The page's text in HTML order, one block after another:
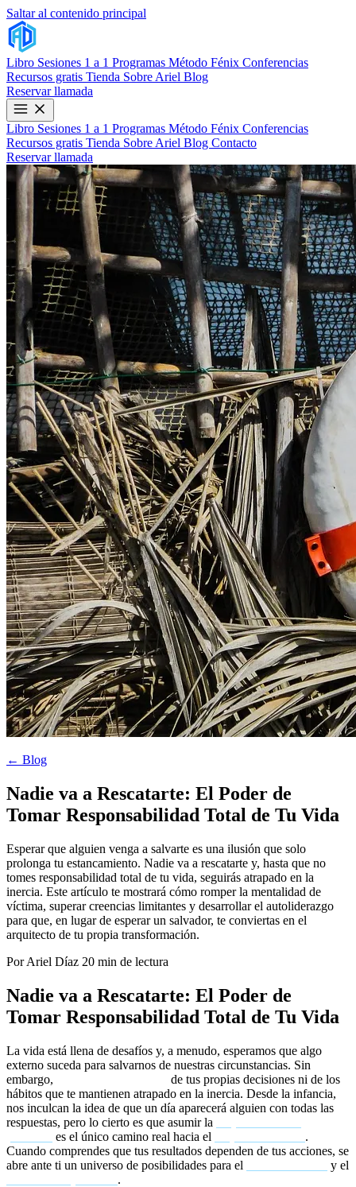
Saltar al contenido principal
Libro Sesiones 1 a 1 Programas Método Fénix Conferencias
Recursos gratis Tienda Sobre Ariel Blog
Reservar llamada
Libro Sesiones 1 a 1 Programas Método Fénix Conferencias
Recursos gratis Tienda Sobre Ariel Blog Contacto
Reservar llamada
← Blog
Nadie va a Rescatarte: El Poder de
Tomar Responsabilidad Total de Tu Vida
Esperar que alguien venga a salvarte es una ilusión que solo
prolonga tu estancamiento. Nadie va a rescatarte y, hasta que no
tomes responsabilidad total de tu vida, seguirás atrapado en la
inercia. Este artículo te mostrará cómo romper la mentalidad de
víctima, superar creencias limitantes y desarrollar el autoliderazgo
para que, en lugar de esperar un salvador, te conviertas en el
arquitecto de tu propia transformación.
Por Ariel Díaz 20 min de lectura
Nadie va a Rescatarte: El Poder de
Tomar Responsabilidad Total de Tu Vida
La vida está llena de desafíos y, a menudo, esperamos que algo
externo suceda para salvarnos de nuestras circunstancias. Sin
embargo,
de tus propias decisiones ni de los
hábitos que te mantienen atrapado en la inercia. Desde la infancia,
nos inculcan la idea de que un día aparecerá alguien con todas las
respuestas, pero lo cierto es que asumir la
es el único camino real hacia el
.
Cuando comprendes que tus resultados dependen de tus acciones, se
abre ante ti un universo de posibilidades para el
y el
.